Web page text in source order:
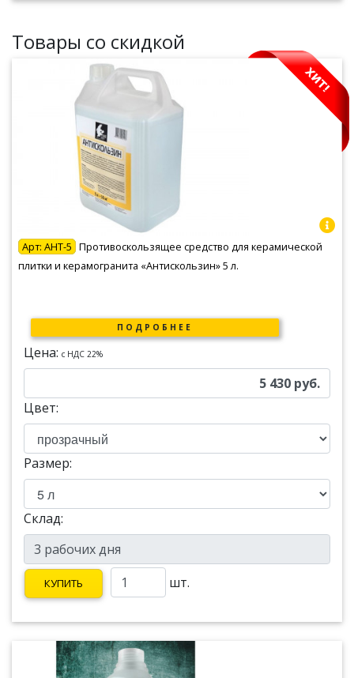
Товары со скидкой
Арт: АНТ-5 Противоскользящее средство для керамической
плитки и керамогранита «Антискользин» 5 л.
ПОДРОБНЕЕ
Цена: c НДС 22%
5 430 руб.
Цвет:
Размер:
Склад:
КУПИТЬ шт.